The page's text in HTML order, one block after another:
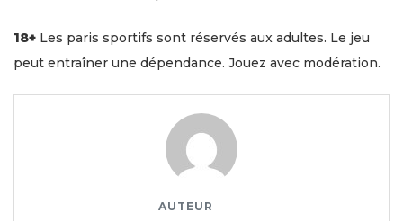
18+ Les paris sportifs sont réservés aux adultes. Le jeu
peut entraîner une dépendance. Jouez avec modération.
AUTEUR